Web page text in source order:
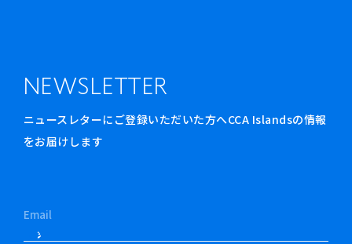
NEWSLETTER
ニュースレターにご登録いただいた方へCCA Islandsの情報
をお届けします